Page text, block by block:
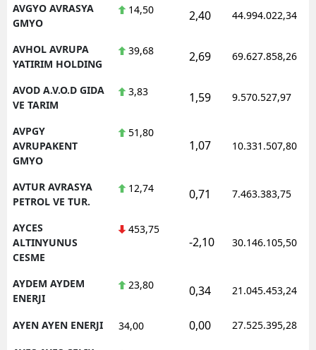
AVGYO AVRASYA
GMYO
14,50 2,40 44.994.022,34
AVHOL AVRUPA
YATIRIM HOLDING
39,68 2,69 69.627.858,26
AVOD A.V.O.D GIDA
VE TARIM
3,83 1,59 9.570.527,97
AVPGY
AVRUPAKENT
GMYO
51,80
1,07 10.331.507,80
AVTUR AVRASYA
PETROL VE TUR.
12,74 0,71 7.463.383,75
AYCES
ALTINYUNUS
CESME
453,75
-2,10 30.146.105,50
AYDEM AYDEM
ENERJI
23,80 0,34 21.045.453,24
AYEN AYEN ENERJI 34,00 0,00 27.525.395,28